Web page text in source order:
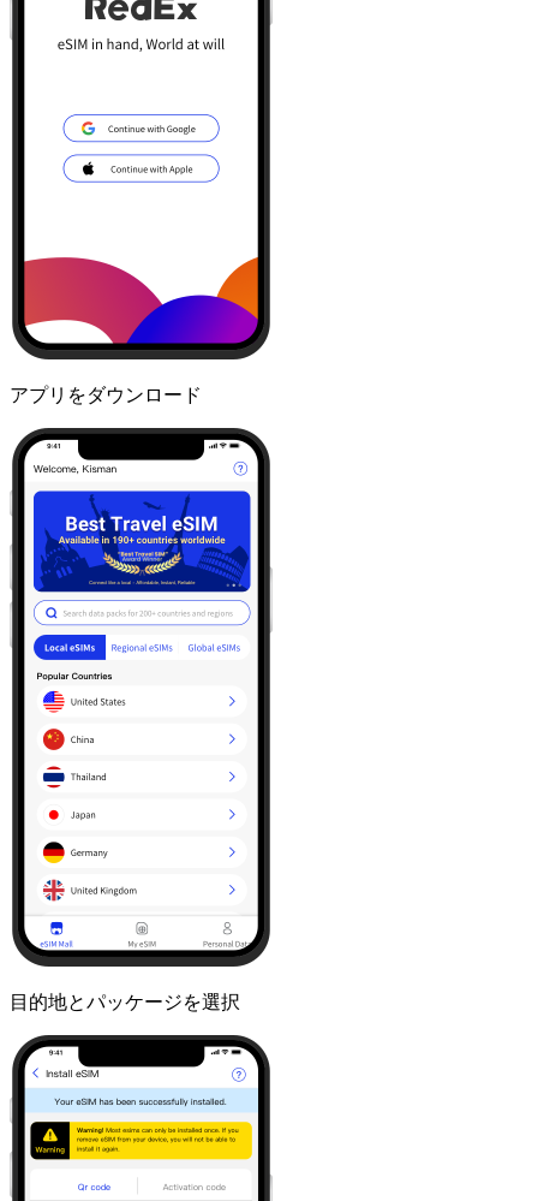
アプリをダウンロード
目的地とパッケージを選択